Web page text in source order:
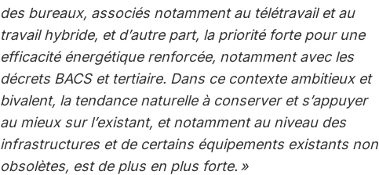
des bureaux, associés notamment au télétravail et au
travail hybride, et d’autre part, la priorité forte pour une
efficacité énergétique renforcée, notamment avec les
décrets BACS et tertiaire. Dans ce contexte ambitieux et
bivalent, la tendance naturelle à conserver et s’appuyer
au mieux sur l’existant, et notamment au niveau des
infrastructures et de certains équipements existants non
obsolètes, est de plus en plus forte. »